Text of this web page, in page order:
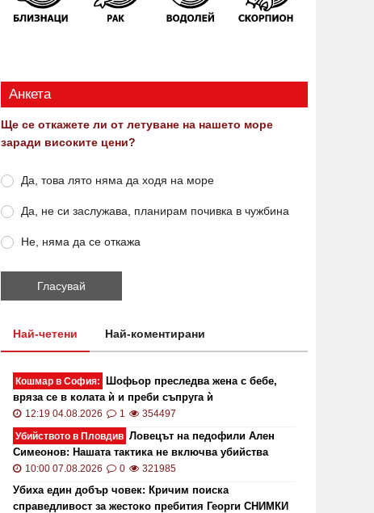
Анкета
Ще се откажете ли от летуване на нашето море
заради високите цени?
Да, това лято няма да ходя на море
Да, не си заслужава, планирам почивка в чужбина
Не, няма да се откажа
Най-четени Най-коментирани
Кошмар в София:
Шофьор преследва жена с бебе,
вряза се в колата ѝ и преби съпруга ѝ
12:19 04.08.2026 1
354497
Убийството в Пловдив Ловецът на педофили Ален
Симеонов: Нашата тактика не включва убийства
10:00 07.08.2026 0 321985
Убиха един добър човек: Кричим поиска
справедливост за жестоко пребития Георги СНИМКИ